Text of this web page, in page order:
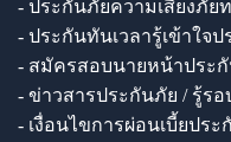
- ประกันภัยความเสี่ยงภัย
- ประกันทันเวลารู้เข้าใจ
- สมัครสอบนายหน้าประ
- ข่าวสารประกันภัย / รู้ร
- เงื่อนไขการผ่อนเบี้ยประ